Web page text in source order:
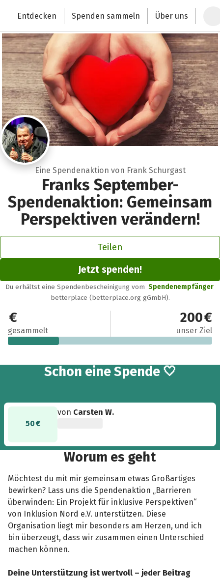
Deutschlands größte Spendenplattform
Entdecken Spenden sammeln Über uns
Eine Spendenaktion von Frank Schurgast
Franks September-
Spendenaktion: Gemeinsam
Perspektiven verändern!
Teilen
Jetzt spenden!
Du erhältst eine Spendenbescheinigung vom Spendenempfänger
betterplace (betterplace.org gGmbH).
50 €
gesammelt
200 €
unser Ziel
Schon eine Spende 🤍
50 €
von Carsten W.
Worum es geht
Möchtest du mit mir gemeinsam etwas Großartiges
bewirken? Lass uns die Spendenaktion „Barrieren
überwinden: Ein Projekt für inklusive Perspektiven“
von Inklusion Nord e.V. unterstützen. Diese
Organisation liegt mir besonders am Herzen, und ich
bin überzeugt, dass wir zusammen einen Unterschied
machen können.
Deine Unterstützung ist wertvoll – jeder Beitrag